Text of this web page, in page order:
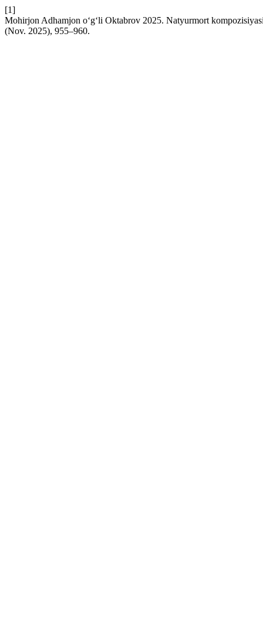
[1]
Mohirjon Adhamjon o‘g‘li Oktabrov 2025. Natyurmort
(Nov. 2025), 955–960.